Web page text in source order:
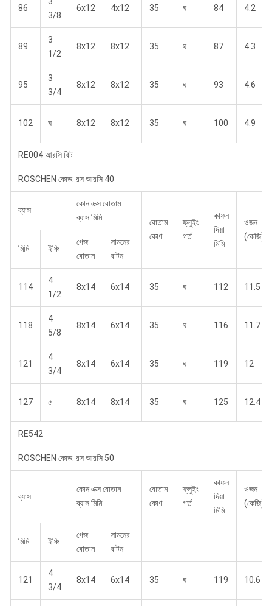
86
3/8
6x12 4x12 35 ঘ 84 4.2
89
3
1/2
8x12 8x12 35 ঘ 87 4.3
95
3
3/4
8x12 8x12 35 ঘ 93 4.6
102 ঘ 8x12 8x12 35 ঘ 100 4.9
RE004 আরসি বিট
ROSCHEN কোড: রস আরসি 40
ব্যাস
কোন এক্স বোতাম
ব্যাস মিমি
বোতাম
কোণ
ফ্লুইং
গর্ত
কাফন
দিয়া
মিমি
ওজন
(কেজি)
মিমি
ইঞ্চি
গেজ
বোতাম
সামনের
বাটন
114
4
1/2
8x14 6x14 35 ঘ 112 11.5
118
4
5/8
8x14 6x14 35 ঘ 116 11.7
121
4
3/4
8x14 6x14 35 ঘ 119 12
127 ৫ 8x14 8x14 35 ঘ 125 12.4
RE542
ROSCHEN কোড: রস আরসি 50
ব্যাস
কোন এক্স বোতাম
ব্যাস মিমি
বোতাম
কোণ
ফ্লুইং
গর্ত
কাফন
দিয়া
মিমি
ওজন
(কেজি)
মিমি ইঞ্চি
গেজ
বোতাম
সামনের
বাটন
121
4
3/4
8x14 6x14 35 ঘ 119 10.6